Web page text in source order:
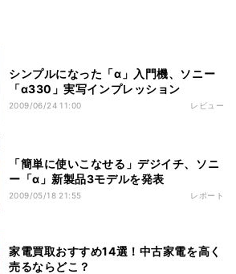
シンプルになった「α」入門機、ソニー
「α330」実写インプレッション
2009/06/24 11:00 レビュー
「簡単に使いこなせる」デジイチ、ソニ
ー「α」新製品3モデルを発表
2009/05/18 21:55 レポート
家電買取おすすめ14選！中古家電を高く
売るならどこ？